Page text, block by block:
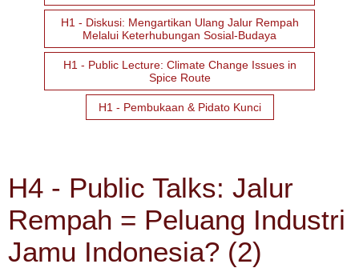
H1 - Diskusi: Mengartikan Ulang Jalur Rempah
Melalui Keterhubungan Sosial-Budaya
H1 - Public Lecture: Climate Change Issues in
Spice Route
H1 - Pembukaan & Pidato Kunci
H4 - Public Talks: Jalur
Rempah = Peluang Industri
Jamu Indonesia? (2)